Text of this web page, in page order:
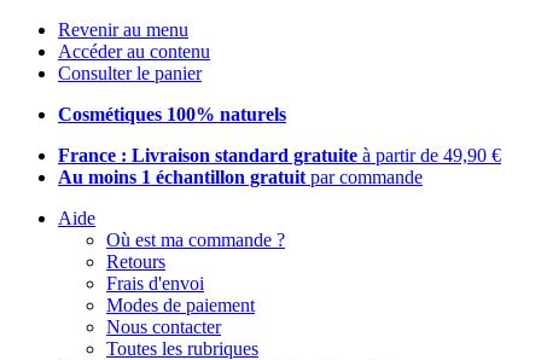
Revenir au menu
Accéder au contenu
Consulter le panier
Cosmétiques 100% naturels
France : Livraison standard gratuite à partir de 49,90 €
Au moins 1 échantillon gratuit par commande
Aide
Où est ma commande ?
Retours
Frais d'envoi
Modes de paiement
Nous contacter
Toutes les rubriques